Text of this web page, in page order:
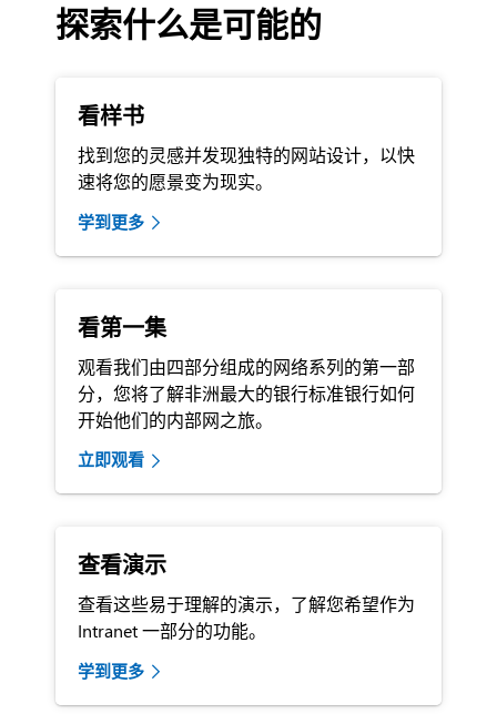
探索什么是可能的
看样书
找到您的灵感并发现独特的网站设计，以快
速将您的愿景变为现实。
学到更多
看第一集
观看我们由四部分组成的网络系列的第一部
分，您将了解非洲最大的银行标准银行如何
开始他们的内部网之旅。
立即观看
查看演示
查看这些易于理解的演示，了解您希望作为
Intranet 一部分的功能。
学到更多